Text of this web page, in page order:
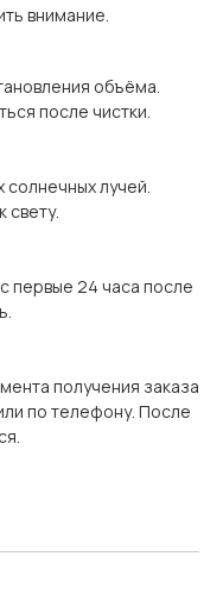
внимание.
объёма.
после чистки.
солнечных лучей.
свету.
первые 24 часа после
получения заказа
по телефону. После